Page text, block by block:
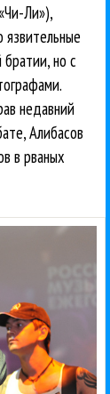
Ли»),
но с
недавний
Алибасов
в рваных